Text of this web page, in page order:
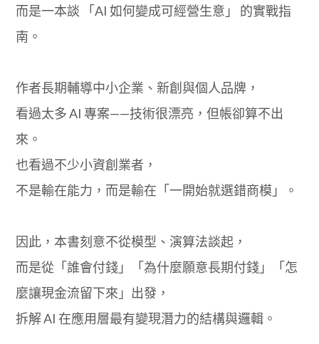
而是一本談 「AI 如何變成可經營生意」 的實戰指
南。
作者長期輔導中小企業、新創與個人品牌，
看過太多 AI 專案——技術很漂亮，但帳卻算不出
來。
也看過不少小資創業者，
不是輸在能力，而是輸在「一開始就選錯商模」。
因此，本書刻意不從模型、演算法談起，
而是從「誰會付錢」「為什麼願意長期付錢」「怎
麼讓現金流留下來」出發，
拆解 AI 在應用層最有變現潛力的結構與邏輯。